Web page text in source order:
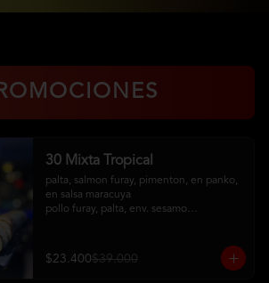
30 Mixta Tropical
palta, salmon furay, pimenton, en panko,
en salsa maracuya
pollo furay, palta, env. sesamo
salsa acevichada
$23.400$39.000